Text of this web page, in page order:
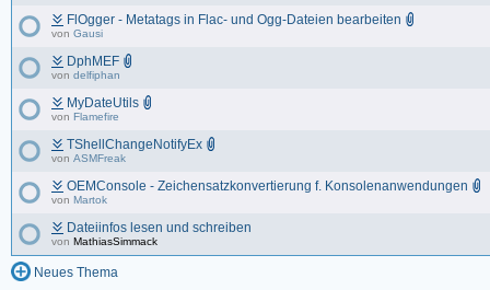
FlOgger - Metatags in Flac- und Ogg-Dateien bearbeiten
von Gausi
DphMEF
von delfiphan
MyDateUtils
von Flamefire
TShellChangeNotifyEx
von ASMFreak
OEMConsole - Zeichensatzkonvertierung f. Konsolenanwendungen
von Martok
Dateiinfos lesen und schreiben
von MathiasSimmack
Neues Thema